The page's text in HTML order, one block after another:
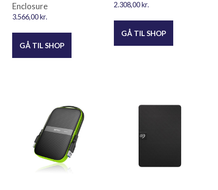
Enclosure
3.566,00kr.
GÅ TIL SHOP
2.308,00kr.
GÅ TIL SHOP